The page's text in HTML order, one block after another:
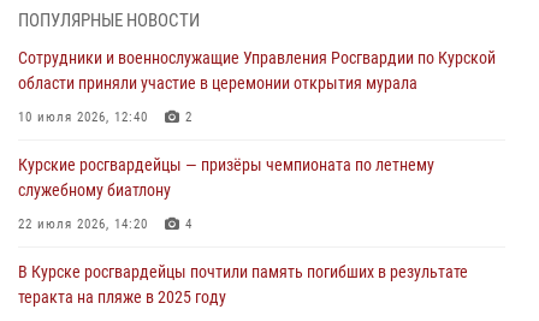
За прошедшую неделю росгвардейцы Курской области проверили
30 июля 2026, 07:00
Курские росгвардейцы приняли участие в благодарственном
28 июля 2026, 13:17
Росгвардейцы в Курске почтили память детей-жертв войны в
27 июля 2026, 16:11
ПОПУЛЯРНЫЕ НОВОСТИ
Сотрудники и военнослужащие Управления Росгвардии по Курской
области приняли участие в церемонии открытия мурала
10 июля 2026, 12:40 2
Курские росгвардейцы — призёры чемпионата по летнему
служебному биатлону
22 июля 2026, 14:20 4
В Курске росгвардейцы почтили память погибших в результате
теракта на пляже в 2025 году